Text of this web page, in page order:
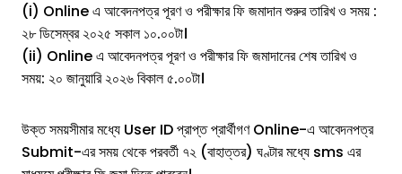
(i) Online এ আবেদনপত্র পূরণ ও পরীক্ষার ফি জমাদান শুরুর তারিখ ও সময় :
২৮ ডিসেম্বর ২০২৫ সকাল ১০.০০টা।
(ii) Online এ আবেদনপত্র পূরণ ও পরীক্ষার ফি জমাদানের শেষ তারিখ ও
সময়: ২০ জানুয়ারি ২০২৬ বিকাল ৫.০০টা।
উক্ত সময়সীমার মধ্যে User ID প্রাপ্ত প্রার্থীগণ Online-এ আবেদনপত্র
Submit-এর সময় থেকে পরবর্তী ৭২ (বাহাত্তর) ঘণ্টার মধ্যে sms এর